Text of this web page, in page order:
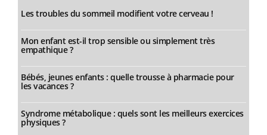
Les troubles du sommeil modifient votre cerveau !
Mon enfant est-il trop sensible ou simplement très
empathique ?
Bébés, jeunes enfants : quelle trousse à pharmacie pour
les vacances ?
Syndrome métabolique : quels sont les meilleurs exercices
physiques ?